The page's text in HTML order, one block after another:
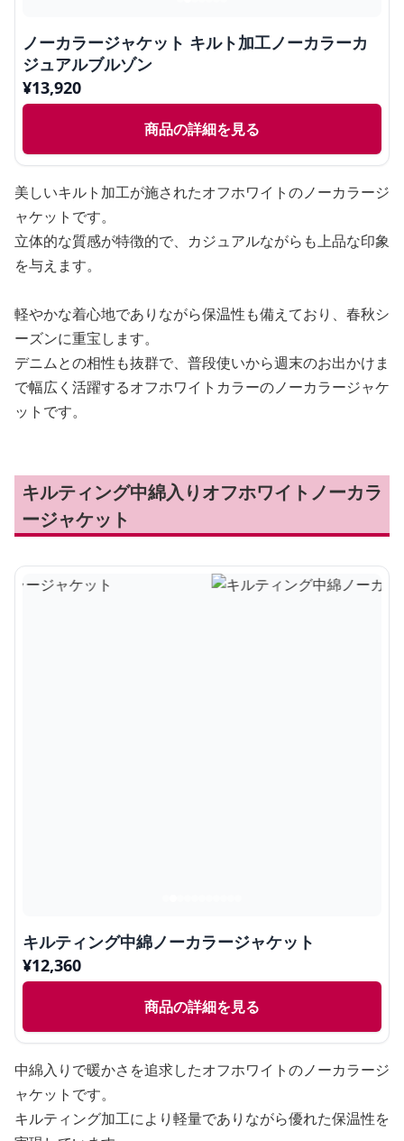
ノーカラージャケット キルト加工ノーカラーカ
ジュアルブルゾン
¥13,920
商品の詳細を見る
美しいキルト加工が施されたオフホワイトのノーカラージ
ャケットです。
立体的な質感が特徴的で、カジュアルながらも上品な印象
を与えます。
軽やかな着心地でありながら保温性も備えており、春秋シ
ーズンに重宝します。
デニムとの相性も抜群で、普段使いから週末のお出かけま
で幅広く活躍するオフホワイトカラーのノーカラージャケ
ットです。
キルティング中綿入りオフホワイトノーカラ
ージャケット
キルティング中綿ノーカラージャケット
¥12,360
商品の詳細を見る
中綿入りで暖かさを追求したオフホワイトのノーカラージ
ャケットです。
キルティング加工により軽量でありながら優れた保温性を